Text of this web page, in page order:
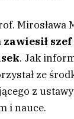
Mirosława
zawiesił
. Jak
ze
z
i nauce.